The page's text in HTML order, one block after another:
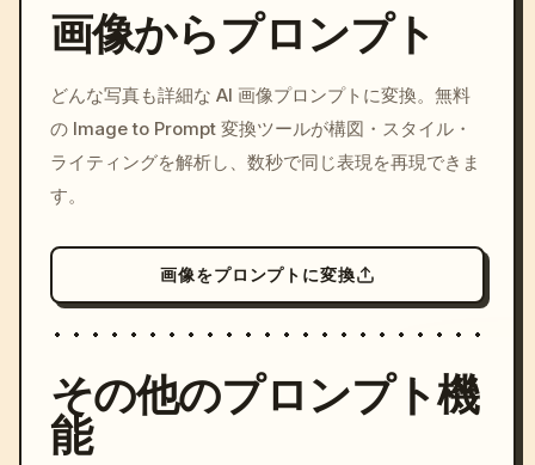
c, cyberpunk sunset, neon
colors, 8k --v 6.0
画像からプロンプト
どんな写真も詳細な AI 画像プロンプトに変換。無料
の Image to Prompt 変換ツールが構図・スタイル・
ライティングを解析し、数秒で同じ表現を再現できま
す。
画像をプロンプトに変換
その他のプロンプト機
能